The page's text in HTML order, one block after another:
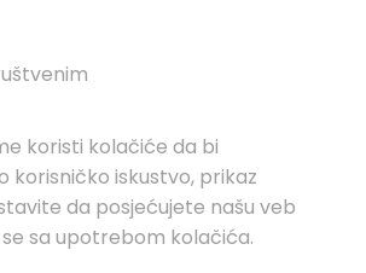
koristi kolačiće da bi
korisničko iskustvo, prikaz
da posjećujete našu veb
sa upotrebom kolačića.